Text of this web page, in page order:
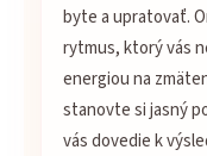
byte a upratovať.
rytmus, ktorý vás
energiou na
stanovte si jasný
vás dovedie k